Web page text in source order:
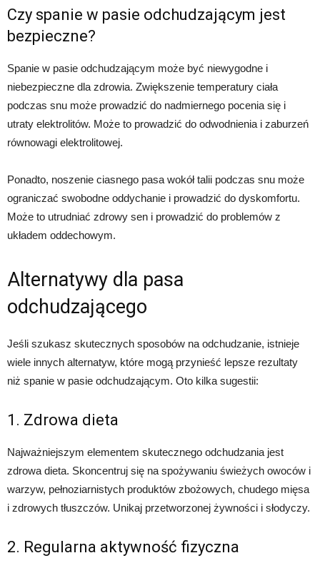
Czy spanie w pasie odchudzającym jest
bezpieczne?
Spanie w pasie odchudzającym może być niewygodne i
niebezpieczne dla zdrowia. Zwiększenie temperatury ciała
podczas snu może prowadzić do nadmiernego pocenia się i
utraty elektrolitów. Może to prowadzić do odwodnienia i zaburzeń
równowagi elektrolitowej.
Ponadto, noszenie ciasnego pasa wokół talii podczas snu może
ograniczać swobodne oddychanie i prowadzić do dyskomfortu.
Może to utrudniać zdrowy sen i prowadzić do problemów z
układem oddechowym.
Alternatywy dla pasa
odchudzającego
Jeśli szukasz skutecznych sposobów na odchudzanie, istnieje
wiele innych alternatyw, które mogą przynieść lepsze rezultaty
niż spanie w pasie odchudzającym. Oto kilka sugestii:
1. Zdrowa dieta
Najważniejszym elementem skutecznego odchudzania jest
zdrowa dieta. Skoncentruj się na spożywaniu świeżych owoców i
warzyw, pełnoziarnistych produktów zbożowych, chudego mięsa
i zdrowych tłuszczów. Unikaj przetworzonej żywności i słodyczy.
2. Regularna aktywność fizyczna